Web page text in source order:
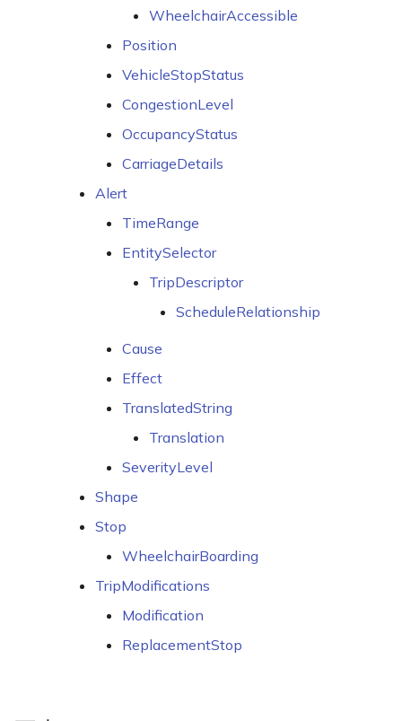
WheelchairAccessible
Position
VehicleStopStatus
CongestionLevel
OccupancyStatus
CarriageDetails
Alert
TimeRange
EntitySelector
TripDescriptor
ScheduleRelationship
Cause
Effect
TranslatedString
Translation
SeverityLevel
Shape
Stop
WheelchairBoarding
TripModifications
Modification
ReplacementStop